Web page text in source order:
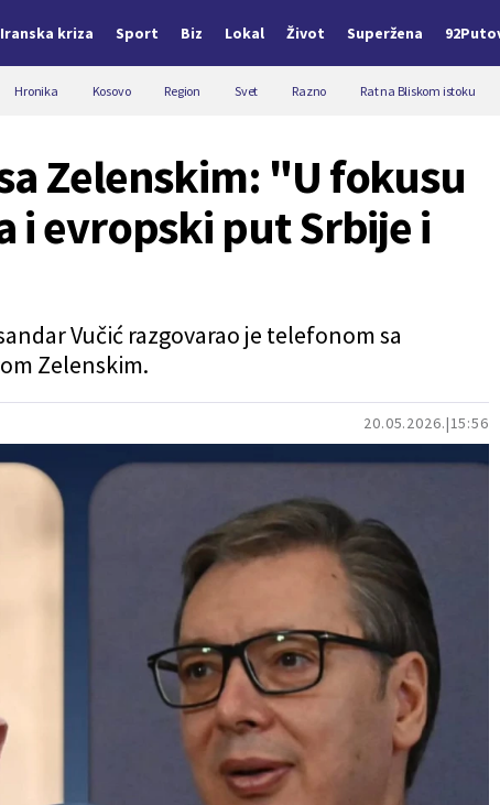
Iranska kriza Sport Biz Lokal Život Superžena
Hronika Kosovo Region Svet Razno Rat na Bliskom istoku
20.05.2026. 15:56
Zelenskim: "U fokusu
i evropski put Srbije i
Vučić razgovarao je telefonom sa
Zelenskim.